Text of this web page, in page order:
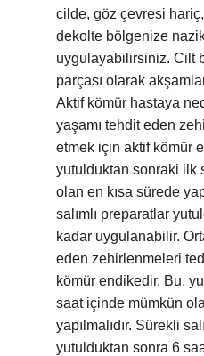
cilde, göz çevresi
dekolte bölgenize
uygulayabilirsiniz. Cilt
parçası olarak
Aktif kömür hastaya
yaşamı tehdit eden
etmek için aktif kömür
yutulduktan sonraki ilk
olan en kısa sürede
salımlı preparatlar
kadar uygulanabilir.
eden zehirlenmeleri
kömür endikedir. Bu,
saat içinde mümkün
yapılmalıdır. Sürekli
yutulduktan sonra 6